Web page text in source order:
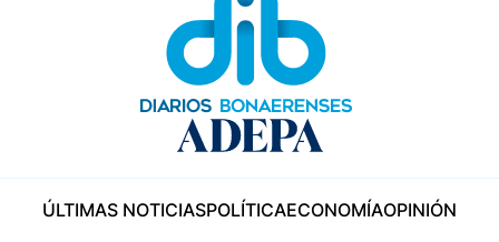
ÚLTIMAS NOTICIASPOLÍTICAECONOMÍAOPINIÓN